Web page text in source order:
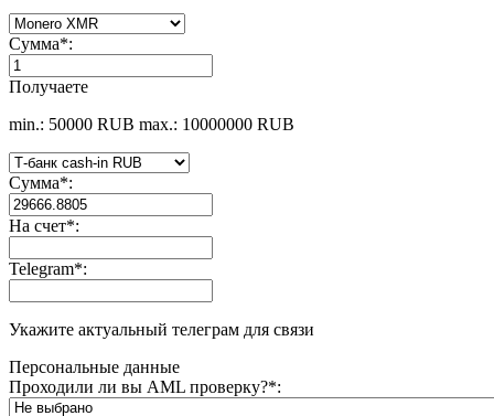
Сумма*:
Получаете
min.: 50000 RUB max.: 10000000 RUB
Сумма*:
На счет*:
Telegram*:
Укажите актуальный телеграм для связи
Персональные данные
Проходили ли вы AML проверку?*: